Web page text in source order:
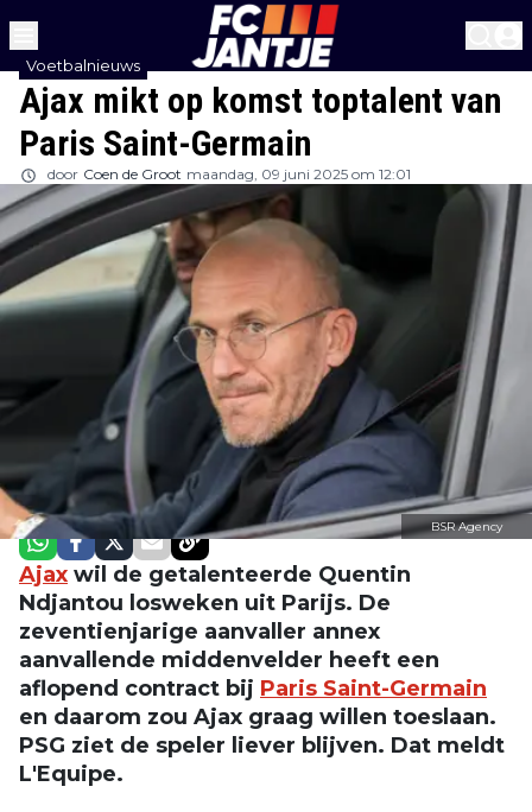
Ajax mikt op komst toptalent van
Paris Saint-Germain
Voetbalnieuws
door Coen de Groot maandag, 09 juni 2025 om 12:01
BSR Agency
Ajax wil de getalenteerde Quentin
Ndjantou losweken uit Parijs. De
zeventienjarige aanvaller annex
aanvallende middenvelder heeft een
aflopend contract bij Paris Saint-Germain
en daarom zou Ajax graag willen toeslaan.
PSG ziet de speler liever blijven. Dat meldt
L'Equipe.